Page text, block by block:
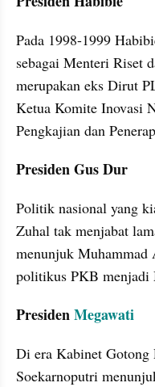
Pada 1998-1999
sebagai Menteri Riset
merupakan eks Dirut
Ketua Komite Inovasi
Pengkajian dan
Presiden Gus Dur
Politik nasional yang
Zuhal tak menjabat
menunjuk Muhammad
politikus PKB menjadi
Presiden Megawati
Di era Kabinet Gotong
Soekarnoputri